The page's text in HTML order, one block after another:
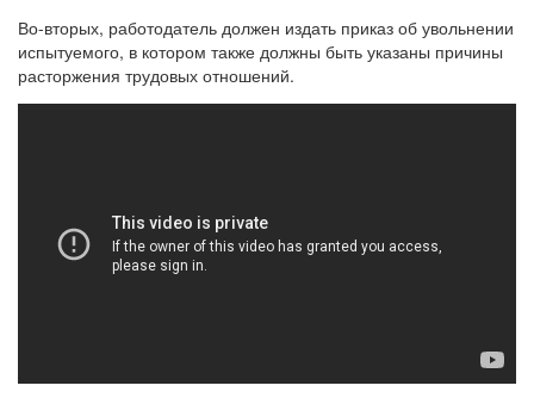
Во-вторых, работодатель должен издать приказ об увольнении
испытуемого, в котором также должны быть указаны причины
расторжения трудовых отношений.